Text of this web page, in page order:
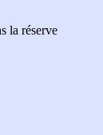
la réserve